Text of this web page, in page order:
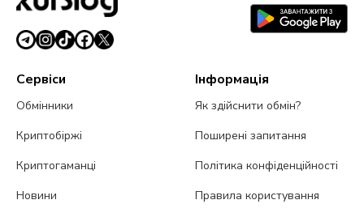
Сервіси
Обмінники
Криптобіржі
Криптогаманці
Новини
Інформація
Як здійснити обмін?
Поширені запитання
Політика конфіденційності
Правила користування